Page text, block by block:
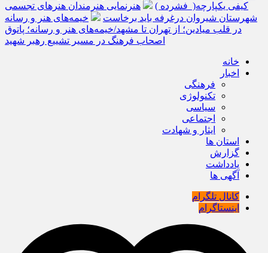
کیفی یکپارچه( فشرده )
هنرنمایی هنرمندان هنرهای تجسمی
شهرستان شیروان درغرفه باید برخاست
خیمه‌های هنر و رسانه
در قلب میادین؛ از تهران تا مشهد/خیمه‌های هنر و رسانه؛ پاتوق
اصحاب فرهنگ در مسیر تشییع رهبر شهید
خانه
اخبار
فرهنگی
تکنولوژی
سیاسی
اجتماعی
ایثار و شهادت
استان ها
گزارش
یادداشت
آگهی ها
کانال تلگرام
اینستاگرام